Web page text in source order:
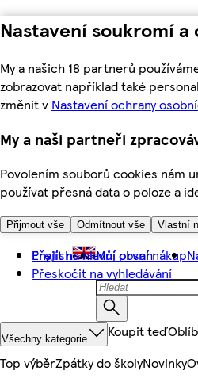
Nastavení soukromí a
My a našich 18 partnerů
zobrazovat například také
změnit v Nastavení ochrany
My a naši partneři
Povolením souborů cookies nám
používat přesná data o poloze a
Přijmout vše Odmítnout vše Vlastní
Přejít na hlavní obsah
Přeskočit na vyhledávání
English Můj první nákup
Všechny kategorie Koupit teď
Top výběrZpátky do školyNovinky